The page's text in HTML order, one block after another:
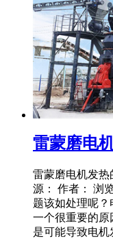
雷蒙磨电
雷蒙磨电机发热
源： 作者： 浏
题该如处理呢？
一个很重要的原
是可能导致电